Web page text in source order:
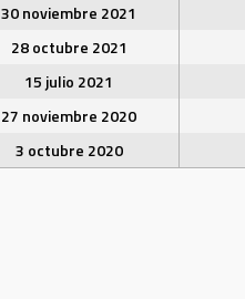
30 noviembre 2021
28 octubre 2021
15 julio 2021
27 noviembre 2020
3 octubre 2020